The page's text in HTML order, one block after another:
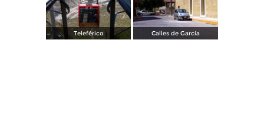
Teleférico Calles de García